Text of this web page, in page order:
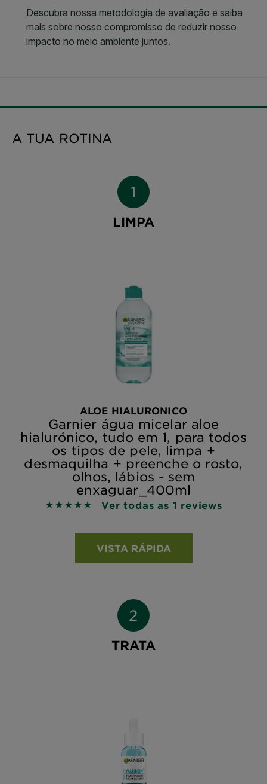
A TUA ROTINA
LIMPA
ALOE HIALURONICO
Garnier água micelar aloe
hialurónico, tudo em 1, para todos
os tipos de pele, limpa +
desmaquilha + preenche o rosto,
olhos, lábios - sem
enxaguar_400ml
5 out of 5 stars based on reviews
Ver todas as 1 reviews
VISTA RÁPIDA
TRATA